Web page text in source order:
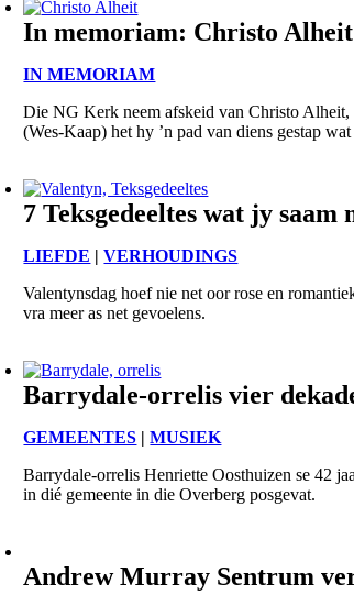
In memoriam: Christo Alheit
IN MEMORIAM
Die NG Kerk neem afskeid van Christo Alheit,
(Wes-Kaap) het hy ’n pad van diens gestap
7 Teksgedeeltes wat jy
LIEFDE |VERHOUDINGS
Valentynsdag hoef nie net oor rose en
vra meer as net gevoelens.
Barrydale-orrelis vier
GEMEENTES |MUSIEK
Barrydale-orrelis Henriette Oosthuizen se 42
in dié gemeente in die Overberg posgevat.
Andrew Murray Sentrum